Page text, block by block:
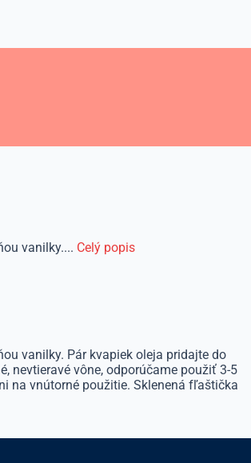
vanilky.... Celý popis
vanilky. Pár kvapiek oleja pridajte do
nevtieravé vône, odporúčame použiť 3-5
na vnútorné použitie. Sklenená fľaštička